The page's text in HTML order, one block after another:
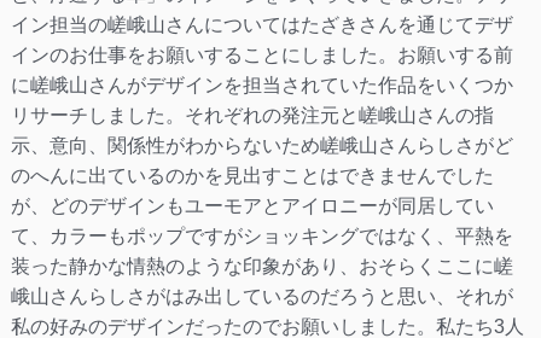
イン担当の嵯峨山さんについてはたざきさんを通じてデザ
インのお仕事をお願いすることにしました。お願いする前
に嵯峨山さんがデザインを担当されていた作品をいくつか
リサーチしました。それぞれの発注元と嵯峨山さんの指
示、意向、関係性がわからないため嵯峨山さんらしさがど
のへんに出ているのかを見出すことはできませんでした
が、どのデザインもユーモアとアイロニーが同居してい
て、カラーもポップですがショッキングではなく、平熱を
装った静かな情熱のような印象があり、おそらくここに嵯
峨山さんらしさがはみ出しているのだろうと思い、それが
私の好みのデザインだったのでお願いしました。私たち3人